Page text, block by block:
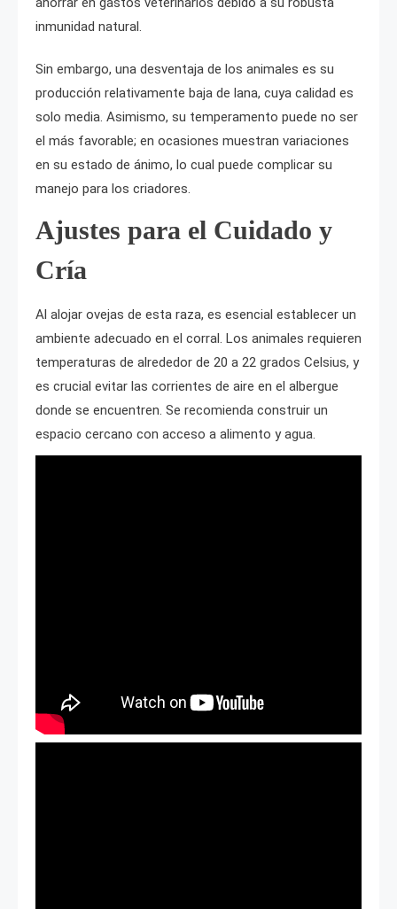
inmunidad natural.
Sin embargo, una desventaja de los animales es su
producción relativamente baja de lana, cuya calidad es
solo media. Asimismo, su temperamento puede no ser
el más favorable; en ocasiones muestran variaciones
en su estado de ánimo, lo cual puede complicar su
manejo para los criadores.
Ajustes para el Cuidado y
Cría
Al alojar ovejas de esta raza, es esencial establecer un
ambiente adecuado en el corral. Los animales requieren
temperaturas de alrededor de 20 a 22 grados Celsius, y
es crucial evitar las corrientes de aire en el albergue
donde se encuentren. Se recomienda construir un
espacio cercano con acceso a alimento y agua.